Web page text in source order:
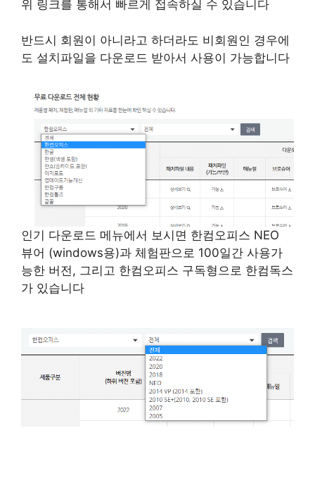
위 링크를 통해서 빠르게 접속하실 수 있습니다
반드시 회원이 아니라고 하더라도 비회원인 경우에
도 설치파일을 다운로드 받아서 사용이 가능합니다
인기 다운로드 메뉴에서 보시면 한컴오피스 NEO
뷰어 (windows용)과 체험판으로 100일간 사용가
능한 버전, 그리고 한컴오피스 구독형으로 한컴독스
가 있습니다